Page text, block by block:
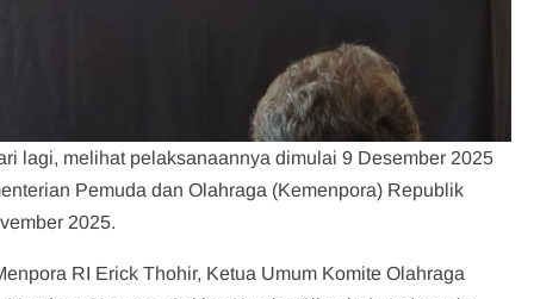
lagi, melihat pelaksanaannya dimulai 9 Desember 2025
Pemuda dan Olahraga (Kemenpora) Republik
2025.
RI Erick Thohir, Ketua Umum Komite Olahraga